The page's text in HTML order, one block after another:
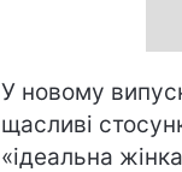
У новому
щасливі
«ідеальна